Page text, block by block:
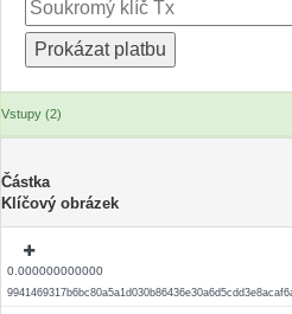
Vstupy (2)
Částka
Klíčový obrázek
0.000000000000